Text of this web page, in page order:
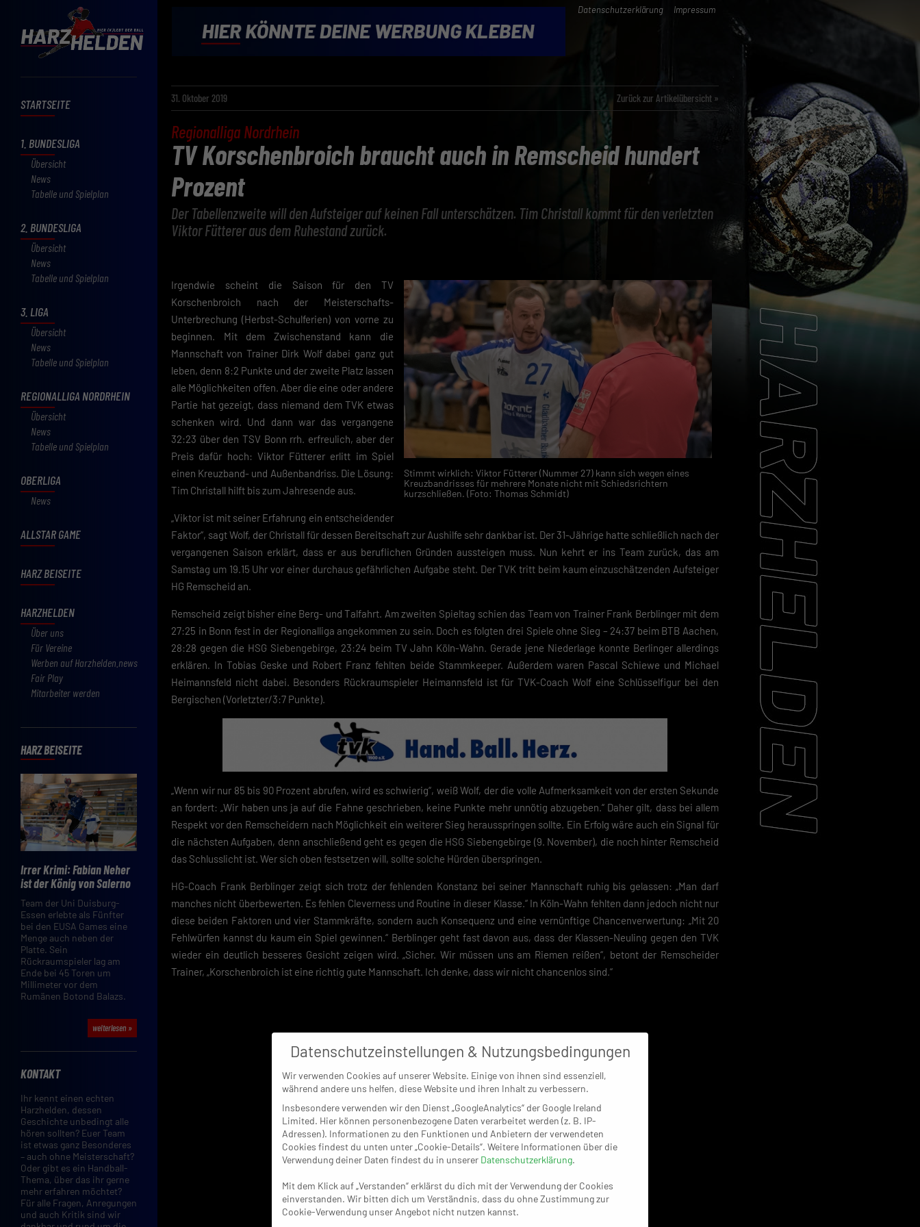
STARTSEITE
1. BUNDESLIGA
Übersicht
News
Tabelle und Spielplan
2. BUNDESLIGA
Übersicht
News
Tabelle und Spielplan
3. LIGA
Übersicht
News
Tabelle und Spielplan
REGIONALLIGA NORDRHEIN
Übersicht
News
Tabelle und Spielplan
OBERLIGA
News
ALLSTAR GAME
HARZ BEISEITE
HARZHELDEN
Über uns
Für Vereine
Werben auf Harzhelden.news
Fair Play
Mitarbeiter werden
HARZ BEISEITE
Irrer Krimi: Fabian Neher
ist der König von Salerno
Team der Uni Duisburg-
Essen erlebte als Fünfter
bei den EUSA Games eine
Menge auch neben der
Platte. Sein
Rückraumspieler lag am
Ende bei 45 Toren um
Millimeter vor dem
Rumänen Botond Balazs.
weiterlesen »
KONTAKT
Ihr kennt einen echten
Harzhelden, dessen
Geschichte unbedingt alle
hören sollten? Euer Team
ist etwas ganz Besonderes
– auch ohne Meisterschaft?
Oder gibt es ein Handball-
Thema, über das ihr gerne
mehr erfahren möchtet?
Für alle Fragen, Anregungen
und auch Kritik sind wir
Datenschutzerklärung Impressum
31. Oktober 2019 Zurück zur Artikelübersicht »
Regionalliga Nordrhein
TV Korschenbroich braucht auch in Remscheid hundert
Prozent
Der Tabellenzweite will den Aufsteiger auf keinen Fall unterschätzen. Tim Christall kommt für den verletzten
Viktor Fütterer aus dem Ruhestand zurück.
Stimmt wirklich: Viktor Fütterer (Nummer 27) kann sich wegen eines
Kreuzbandrisses für mehrere Monate nicht mit Schiedsrichtern
kurzschließen. (Foto: Thomas Schmidt)
Irgendwie scheint die Saison für den TV
Korschenbroich nach der Meisterschafts-
Unterbrechung (Herbst-Schulferien) von vorne zu
beginnen. Mit dem Zwischenstand kann die
Mannschaft von Trainer Dirk Wolf dabei ganz gut
leben, denn 8:2 Punkte und der zweite Platz lassen
alle Möglichkeiten offen. Aber die eine oder andere
Partie hat gezeigt, dass niemand dem TVK etwas
schenken wird. Und dann war das vergangene
32:23 über den TSV Bonn rrh. erfreulich, aber der
Preis dafür hoch: Viktor Fütterer erlitt im Spiel
einen Kreuzband- und Außenbandriss. Die Lösung:
Tim Christall hilft bis zum Jahresende aus.
„Viktor ist mit seiner Erfahrung ein entscheidender
Faktor“, sagt Wolf, der Christall für dessen Bereitschaft zur Aushilfe sehr dankbar ist. Der 31-Jährige hatte schließlich nach der
vergangenen Saison erklärt, dass er aus beruflichen Gründen aussteigen muss. Nun kehrt er ins Team zurück, das am
Samstag um 19.15 Uhr vor einer durchaus gefährlichen Aufgabe steht. Der TVK tritt beim kaum einzuschätzenden Aufsteiger
HG Remscheid an.
Remscheid zeigt bisher eine Berg- und Talfahrt. Am zweiten Spieltag schien das Team von Trainer Frank Berblinger mit dem
27:25 in Bonn fest in der Regionalliga angekommen zu sein. Doch es folgten drei Spiele ohne Sieg – 24:37 beim BTB Aachen,
28:28 gegen die HSG Siebengebirge, 23:24 beim TV Jahn Köln-Wahn. Gerade jene Niederlage konnte Berlinger allerdings
erklären. In Tobias Geske und Robert Franz fehlten beide Stammkeeper. Außerdem waren Pascal Schiewe und Michael
Heimannsfeld nicht dabei. Besonders Rückraumspieler Heimannsfeld ist für TVK-Coach Wolf eine Schlüsselfigur bei den
Bergischen (Vorletzter/3:7 Punkte).
„Wenn wir nur 85 bis 90 Prozent abrufen, wird es schwierig“, weiß Wolf, der die volle Aufmerksamkeit von der ersten Sekunde
an fordert: „Wir haben uns ja auf die Fahne geschrieben, keine Punkte mehr unnötig abzugeben.“ Daher gilt, dass bei allem
Respekt vor den Remscheidern nach Möglichkeit ein weiterer Sieg herausspringen sollte. Ein Erfolg wäre auch ein Signal für
die nächsten Aufgaben, denn anschließend geht es gegen die HSG Siebengebirge (9. November), die noch hinter Remscheid
das Schlusslicht ist. Wer sich oben festsetzen will, sollte solche Hürden überspringen.
HG-Coach Frank Berblinger zeigt sich trotz der fehlenden Konstanz bei seiner Mannschaft ruhig bis gelassen: „Man darf
manches nicht überbewerten. Es fehlen Cleverness und Routine in dieser Klasse.“ In Köln-Wahn fehlten dann jedoch nicht nur
diese beiden Faktoren und vier Stammkräfte, sondern auch Konsequenz und eine vernünftige Chancenverwertung: „Mit 20
Fehlwürfen kannst du kaum ein Spiel gewinnen.“ Berblinger geht fast davon aus, dass der Klassen-Neuling gegen den TVK
wieder ein deutlich besseres Gesicht zeigen wird. „Sicher. Wir müssen uns am Riemen reißen“, betont der Remscheider
Trainer, „Korschenbroich ist eine richtig gute Mannschaft. Ich denke, dass wir nicht chancenlos sind.“
Datenschutzeinstellungen & Nutzungsbedingungen
Wir verwenden Cookies auf unserer Website. Einige von ihnen sind essenziell,
während andere uns helfen, diese Website und ihren Inhalt zu verbessern.
Insbesondere verwenden wir den Dienst „GoogleAnalytics“ der Google Ireland
Limited. Hier können personenbezogene Daten verarbeitet werden (z. B. IP-
Adressen). Informationen zu den Funktionen und Anbietern der verwendeten
Cookies findest du unten unter „Cookie-Details“. Weitere Informationen über die
Verwendung deiner Daten findest du in unserer Datenschutzerklärung.
Mit dem Klick auf „Verstanden“ erklärst du dich mit der Verwendung der Cookies
einverstanden. Wir bitten dich um Verständnis, dass du ohne Zustimmung zur
Cookie-Verwendung unser Angebot nicht nutzen kannst.